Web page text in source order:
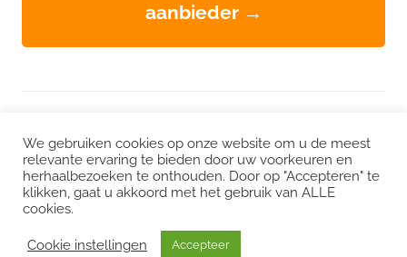
aanbieder →
Instagram|Facebook| LinkedIn |Twitter
interessant:CO2 uitstoot Duurzame vacatures
We gebruiken cookies op onze website om u de meest
relevante ervaring te bieden door uw voorkeuren en
herhaalbezoeken te onthouden. Door op "Accepteren" te
klikken, gaat u akkoord met het gebruik van ALLE
cookies.
Cookie instellingen Accepteer